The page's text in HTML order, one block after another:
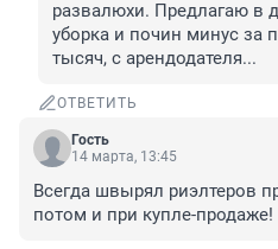
развалюхи. Предлагаю в
уборка и почин минус за
тысяч, с арендодателя...
ОТВЕТИТЬ
Гость
14 марта, 13:45
Всегда швырял риэлтеров
потом и при купле-продаже!